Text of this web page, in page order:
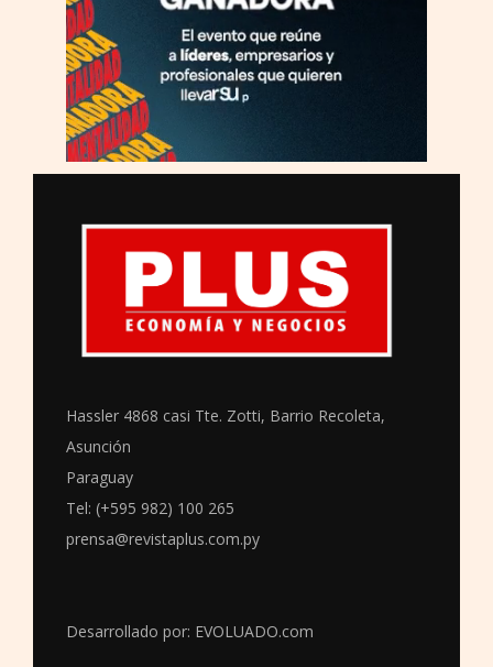
Hassler 4868 casi Tte. Zotti, Barrio Recoleta,
Asunción
Paraguay
Tel: (+595 982) 100 265
prensa@revistaplus.com.py
Desarrollado por: EVOLUADO.com